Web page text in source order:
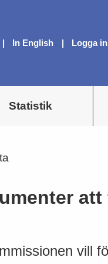
In English Logga in
Statistik
vill